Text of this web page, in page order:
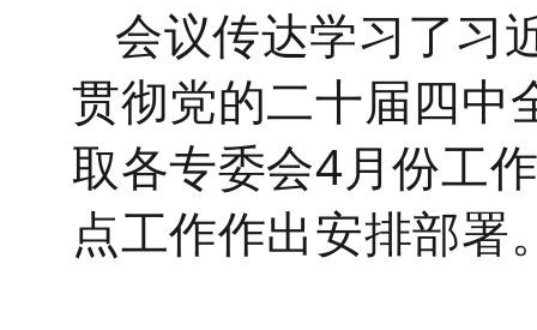
会议传达学习了习
贯彻党的二十届四中
取各专委会4月份工
点工作作出安排部署